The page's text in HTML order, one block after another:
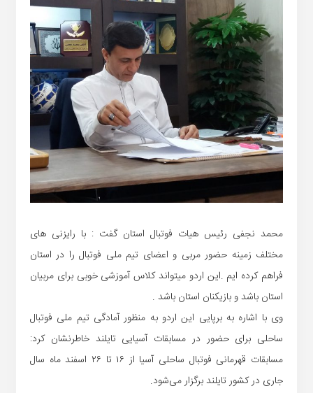
محمد نجفی رئیس هیات فوتبال استان گفت : با رایزنی های
مختلف زمینه حضور مربی و اعضای تیم ملی فوتبال را در استان
فراهم کرده ایم .این اردو میتواند کلاس آموزشی خوبی برای مربیان
استان باشد و بازیکنان استان باشد .
وی با اشاره به برپایی این اردو به منظور آمادگی تیم ملی فوتبال
ساحلی برای حضور در مسابقات آسیایی تایلند خاطرنشان کرد:
مسابقات قهرمانی فوتبال ساحلی آسیا از ۱۶ تا ۲۶ اسفند ماه سال
جاری در کشور تایلند برگزار می‌شود.